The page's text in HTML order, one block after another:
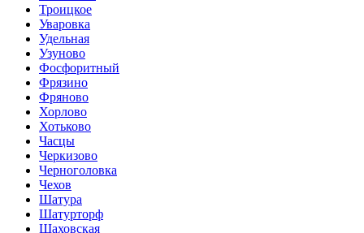
Троицкое
Уваровка
Удельная
Узуново
Фосфоритный
Фрязино
Фряново
Хорлово
Хотьково
Часцы
Черкизово
Черноголовка
Чехов
Шатура
Шатурторф
Шаховская